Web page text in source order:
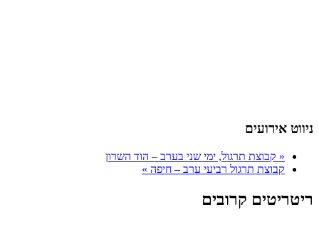
ניווט אירועים
« קבוצת תרגול, ימי שני בערב – הוד השרון
קבוצת תרגול רביעי ערב – חיפה »
ריטריטים קרובים